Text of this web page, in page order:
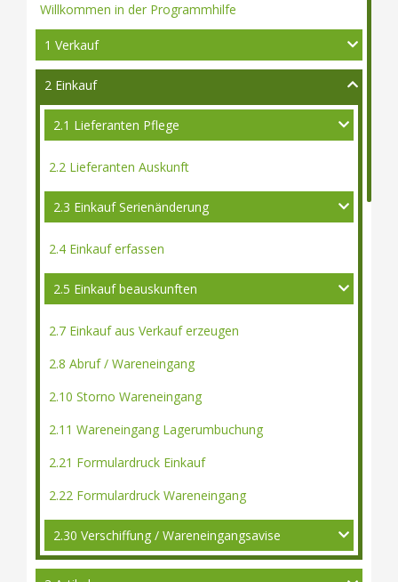
Willkommen in der Programmhilfe
1 Verkauf
2 Einkauf
2.1 Lieferanten Pflege
2.2 Lieferanten Auskunft
2.3 Einkauf Serienänderung
2.4 Einkauf erfassen
2.5 Einkauf beauskunften
2.7 Einkauf aus Verkauf erzeugen
2.8 Abruf / Wareneingang
2.10 Storno Wareneingang
2.11 Wareneingang Lagerumbuchung
2.21 Formulardruck Einkauf
2.22 Formulardruck Wareneingang
2.30 Verschiffung / Wareneingangsavise